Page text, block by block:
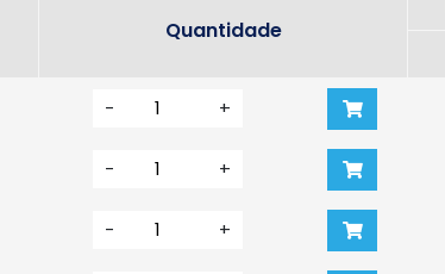
Quantidade
- +
- +
- +